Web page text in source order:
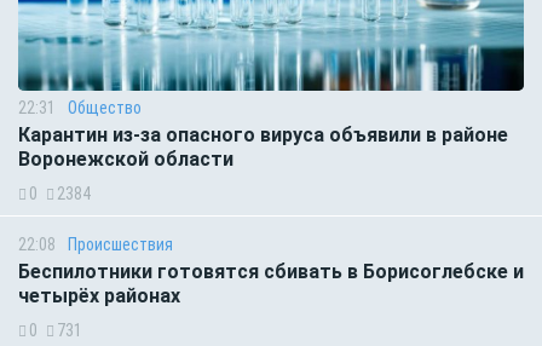
22:31 Общество
Карантин из-за опасного вируса объявили в районе
Воронежской области
0 2384
22:08 Происшествия
Беспилотники готовятся сбивать в Борисоглебске и
четырёх районах
0 731